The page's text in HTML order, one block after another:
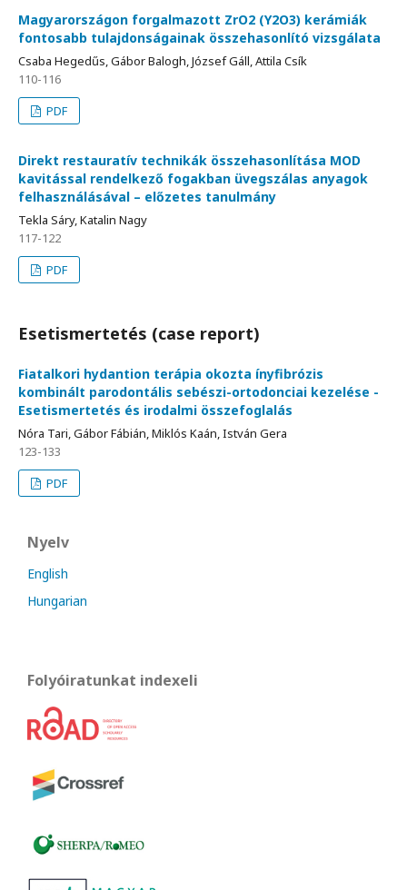
Magyarországon forgalmazott ZrO2 (Y2O3) kerámiák
fontosabb tulajdonságainak összehasonlító vizsgálata
Csaba Hegedűs, Gábor Balogh, József Gáll, Attila Csík
110-116
PDF
Direkt restauratív technikák összehasonlítása MOD
kavitással rendelkező fogakban üvegszálas anyagok
felhasználásával – előzetes tanulmány
Tekla Sáry, Katalin Nagy
117-122
PDF
Esetismertetés (case report)
Fiatalkori hydantion terápia okozta ínyfibrózis
kombinált parodontális sebészi-ortodonciai kezelése -
Esetismertetés és irodalmi összefoglalás
Nóra Tari, Gábor Fábián, Miklós Kaán, István Gera
123-133
PDF
Nyelv
English
Hungarian
Folyóiratunkat indexeli